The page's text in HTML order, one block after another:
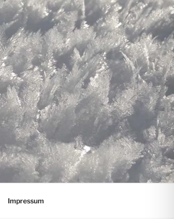
Impressum